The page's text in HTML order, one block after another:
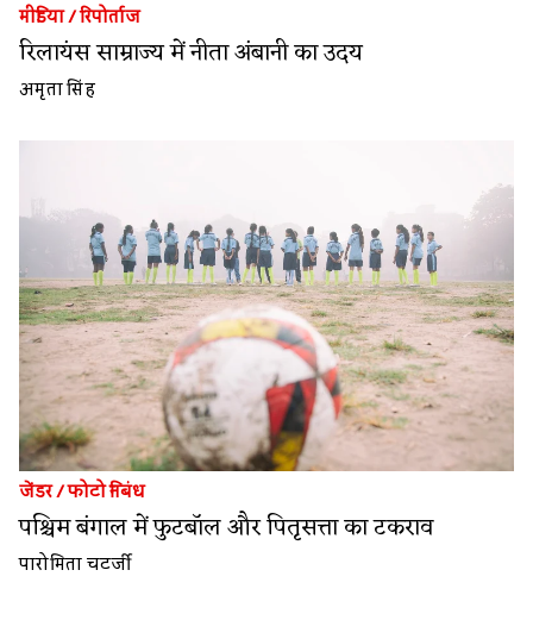
मीडिया/रिपोर्ताज
रिलायंस साम्राज्य में नीता अंबानी का उदय
अमृता सिंह
जेंडर/फोटो निबंध
पश्चिम बंगाल में फुटबॉल और पितृसत्ता का टकराव
पारोमिता चटर्जी